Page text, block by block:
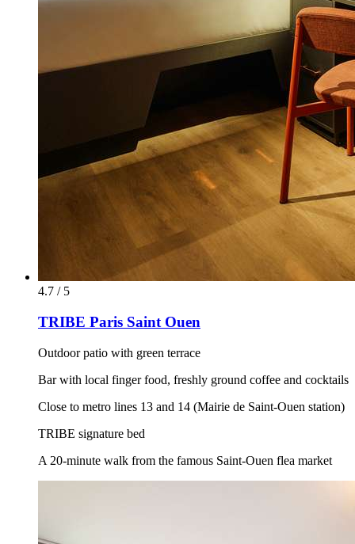
4.7 / 5
TRIBE Paris Saint Ouen
Outdoor patio with green terrace
Bar with local finger food, freshly ground coffee and cocktails
Close to metro lines 13 and 14 (Mairie de Saint-Ouen station)
TRIBE signature bed
A 20-minute walk from the famous Saint-Ouen flea market